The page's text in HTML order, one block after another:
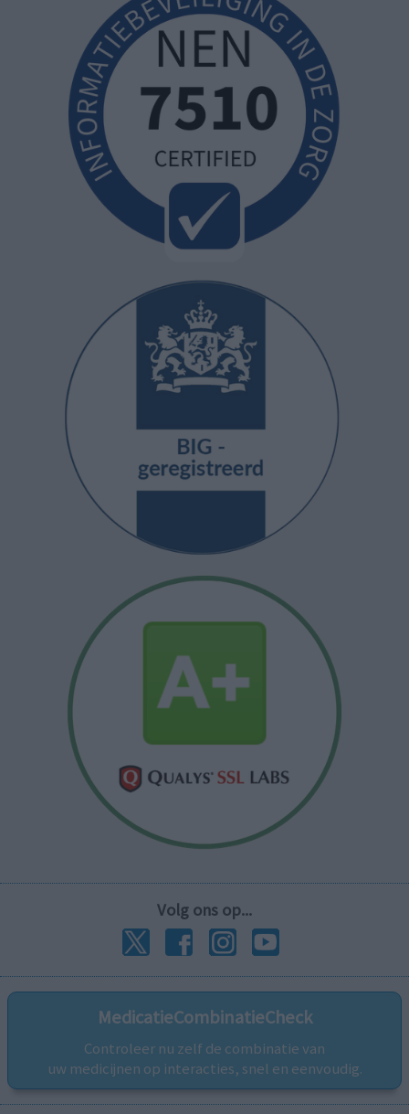
Volg ons op...
MedicatieCombinatieCheck
Controleer nu zelf de combinatie van
uw medicijnen op interacties, snel en eenvoudig.